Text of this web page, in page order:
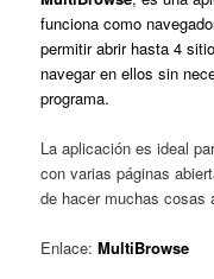
funciona como
permitir abrir hasta 4
navegar en ellos sin
programa.
La aplicación es ideal
con varias páginas
de hacer muchas cosas
Enlace:MultiBrowse